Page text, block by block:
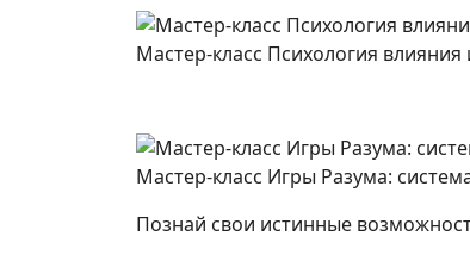
Мастер-класс Психология влияния
Мастер-класс Игры Разума:
Познай свои истинные